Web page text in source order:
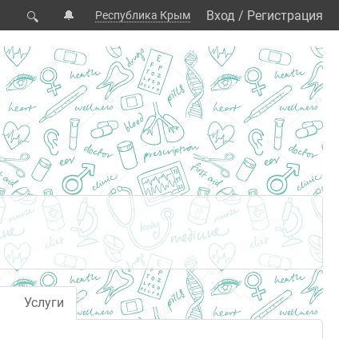
🔍 🔔 Республика Крым Вход / Регистрация
Услуги